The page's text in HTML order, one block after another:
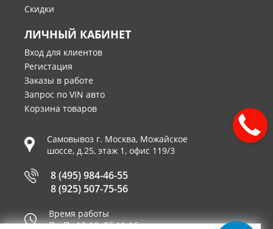
Скидки
ЛИЧНЫЙ КАБИНЕТ
Вход для клиентов
Регистация
Заказы в работе
Запрос по VIN авто
Корзина товаров
Самовывоз г. Москва, Можайское
шоссе, д.25, этаж 1, офис 119/3
8 (495) 984-46-55
8 (925) 507-75-56
Время работы
Пн-Пт 10-19, Сб 11-16